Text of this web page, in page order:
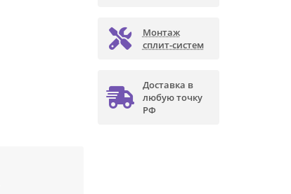
Монтаж
сплит-систем
Доставка в
любую точку
РФ